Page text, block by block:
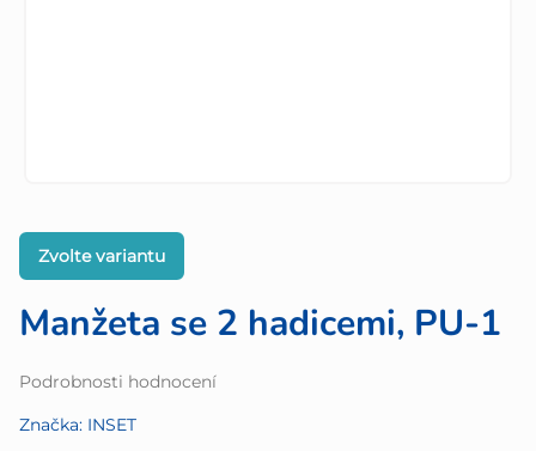
Manžeta se 2 hadicemi, PU-1
Průměrné
produktu
Podrobnosti hodnocení
Značka: INSET
Zvolte variantu